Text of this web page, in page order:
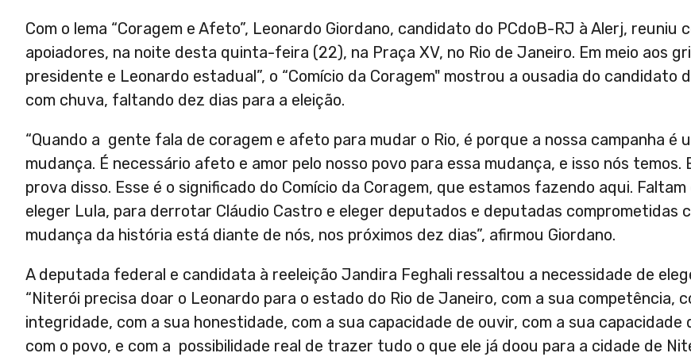
Com o lema “Coragem e Afeto”, Leonardo Giordano, candidato do PCdoB-RJ à Alerj, reuniu
apoiadores, na noite desta quinta-feira (22), na Praça XV, no Rio de Janeiro. Em meio aos
presidente e Leonardo estadual”, o “Comício da Coragem" mostrou a ousadia do candidato
com chuva, faltando dez dias para a eleição.
“Quando a gente fala de coragem e afeto para mudar o Rio, é porque a nossa campanha é
mudança. É necessário afeto e amor pelo nosso povo para essa mudança, e isso nós temos.
prova disso. Esse é o significado do Comício da Coragem, que estamos fazendo aqui.
eleger Lula, para derrotar Cláudio Castro e eleger deputados e deputadas comprometidas
mudança da história está diante de nós, nos próximos dez dias”, afirmou Giordano.
A deputada federal e candidata à reeleição Jandira Feghali ressaltou a necessidade de
“Niterói precisa doar o Leonardo para o estado do Rio de Janeiro, com a sua competência,
integridade, com a sua honestidade, com a sua capacidade de ouvir, com a sua capacidade
com o povo, e com a possibilidade real de trazer tudo o que ele já doou para a cidade de